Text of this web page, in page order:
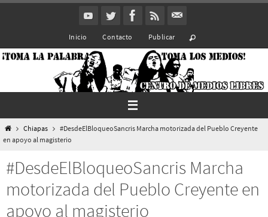
Inicio Contacto Publicar
InicioChiapas
#DesdeElBloqueoSancris Marcha motorizada del Pueblo Creyente
en apoyo al magisterio
#DesdeElBloqueoSancris Marcha
motorizada del Pueblo Creyente en
apoyo al magisterio